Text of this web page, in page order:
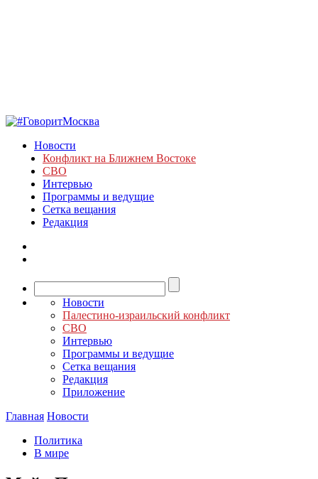
Новости
Конфликт на Ближнем Востоке
СВО
Интервью
Программы и ведущие
Сетка вещания
Редакция
Новости
Палестино-израильский конфликт
СВО
Интервью
Программы и ведущие
Сетка вещания
Редакция
Приложение
Главная Новости
Политика
В мире